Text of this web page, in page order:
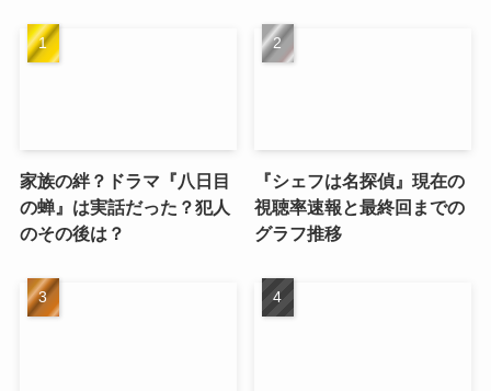
家族の絆？ドラマ『八日目
の蝉』は実話だった？犯人
のその後は？
『シェフは名探偵』現在の
視聴率速報と最終回までの
グラフ推移